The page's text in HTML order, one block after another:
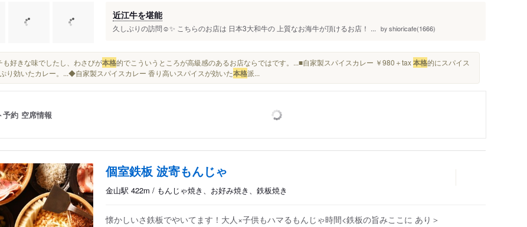
近江牛を堪能
久しぶりの訪問☺︎✨ こちらのお店は 日本3大和牛の 上質なお海牛が頂けるお店！ ... by shioricafe(1666)
も好きな味でしたし、わさびが本格的でこういうところが高級感のあるお店ならではです。...■自家製スパイスカレー ￥980＋tax本格的にスパイス
り効いたカレー。...◆自家製スパイスカレー 香り高いスパイスが効いた本格派...
予約 空席情報
個室鉄板 波寄もんじゃ
金山駅 422m / もんじゃ焼き、お好み焼き、鉄板焼き
懐かしいさ鉄板でやいてます！大人×子供もハマるもんじゃ時間<鉄板の旨みここに あり＞